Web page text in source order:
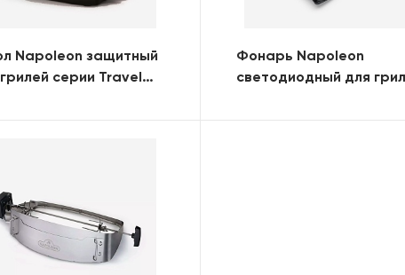
Napoleon защитный
серии TravelQ
Фонарь Napoleon
светодиодный для